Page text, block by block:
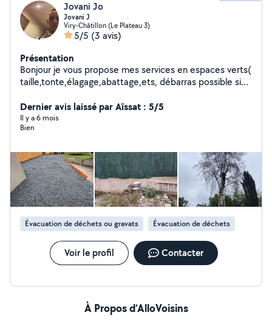
Jovani Jo
Jovani J
Viry-Châtillon (Le Plateau 3)
5/5 (3 avis)
Présentation
Bonjour je vous propose mes services en espaces verts(
taille,tonte,élagage,abattage,ets, débarras possible si
dispositions h24 7j7 si nécessaire me contacter pour
plus d'informations merci.
Dernier avis laissé par Aïssat : 5/5
Il y a 6 mois
Bien
Évacuation de déchets ou gravats Évacuation de déchets
Voir le profil Contacter
À Propos d’AlloVoisins